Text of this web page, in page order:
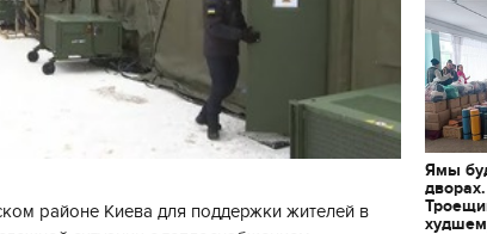
районе Киева для поддержки жителей в
Ямы